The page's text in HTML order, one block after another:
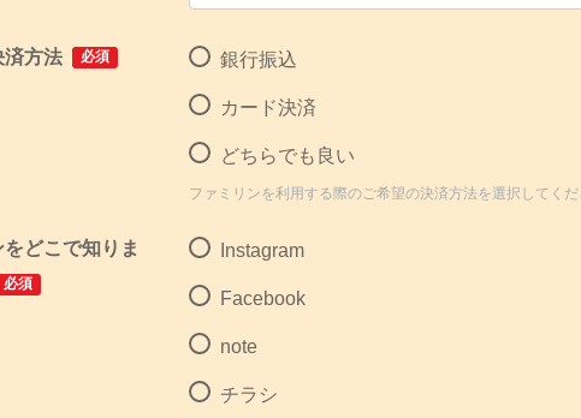
済方法 必須 銀行振込
カード決済
どちらでも良い
ファミリンを利用する際のご希望の決済方法を選択してく
どこで知りま
必須
Instagram
Facebook
note
チラシ